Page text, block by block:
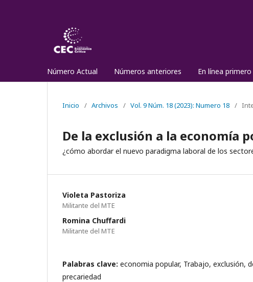
Número Actual Números anteriores En línea primero
Inicio / Archivos / Vol. 9 Núm. 18 (2023): Numero 18 /
De la exclusión a la economía
¿cómo abordar el nuevo paradigma laboral de los
Violeta Pastoriza
Militante del MTE
Romina Chuffardi
Militante del MTE
Palabras clave: economia popular, Trabajo, exclusión,
precariedad